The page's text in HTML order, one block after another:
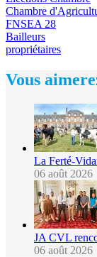
Chambre
FNSEA 28
Bailleurs
propriétaires
Vous
La Ferté-
06 août 2026
JA CVL
06 août 2026